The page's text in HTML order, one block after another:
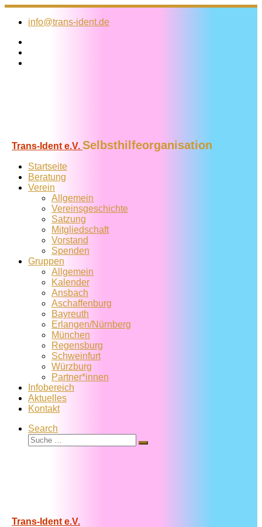
Zum
Inhalt
info@trans-ident.de
Trans-Ident e.V. Selbsthilfeorganisation
Startseite
Beratung
Verein
Allgemein
Vereins­geschichte
Satzung
Mitglied­schaft
Vorstand
Spenden
Gruppen
Allgemein
Kalender
Ansbach
Aschaffenburg
Bayreuth
Erlangen/Nürnberg
München
Regensburg
Schweinfurt
Würzburg
Partner*innen
Infobereich
Aktuelles
Kontakt
Search
Suche
Suche
Trans-Ident e.V.